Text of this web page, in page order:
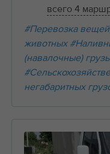
всего 4
#Перевозка
животных
(навалочные)
негабаритных